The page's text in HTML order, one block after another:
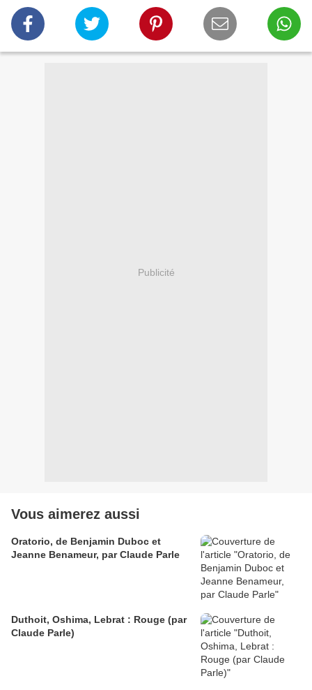
Publicité
Vous aimerez aussi
Oratorio, de Benjamin Duboc et
Jeanne Benameur, par Claude Parle
Duthoit, Oshima, Lebrat : Rouge (par
Claude Parle)